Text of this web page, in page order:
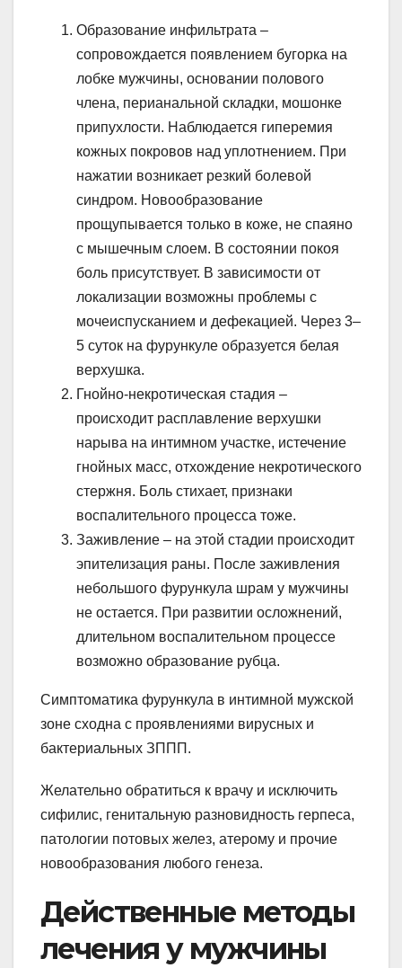
Образование инфильтрата –
сопровождается появлением бугорка на
лобке мужчины, основании полового
члена, перианальной складки, мошонке
припухлости. Наблюдается гиперемия
кожных покровов над уплотнением. При
нажатии возникает резкий болевой
синдром. Новообразование
прощупывается только в коже, не спаяно
с мышечным слоем. В состоянии покоя
боль присутствует. В зависимости от
локализации возможны проблемы с
мочеиспусканием и дефекацией. Через 3–
5 суток на фурункуле образуется белая
верхушка.
Гнойно-некротическая стадия –
происходит расплавление верхушки
нарыва на интимном участке, истечение
гнойных масс, отхождение некротического
стержня. Боль стихает, признаки
воспалительного процесса тоже.
Заживление – на этой стадии происходит
эпителизация раны. После заживления
небольшого фурункула шрам у мужчины
не остается. При развитии осложнений,
длительном воспалительном процессе
возможно образование рубца.
Симптоматика фурункула в интимной мужской
зоне сходна с проявлениями вирусных и
бактериальных ЗППП.
Желательно обратиться к врачу и исключить
сифилис, генитальную разновидность герпеса,
патологии потовых желез, атерому и прочие
новообразования любого генеза.
Действенные методы
лечения у мужчины